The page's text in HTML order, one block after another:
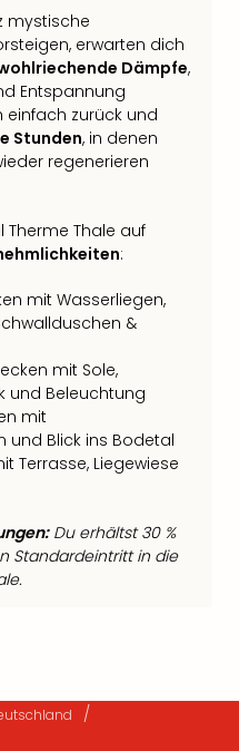
mystische
erwarten dich
Dämpfe,
Entspannung
einfach zurück und
Stunden, in denen
regenerieren
Therme Thale auf
:
mit Wasserliegen,
&
mit Sole,
und Beleuchtung
mit
und Blick ins Bodetal
Terrasse, Liegewiese
Du erhältst 30 %
Standardeintritt in die
/